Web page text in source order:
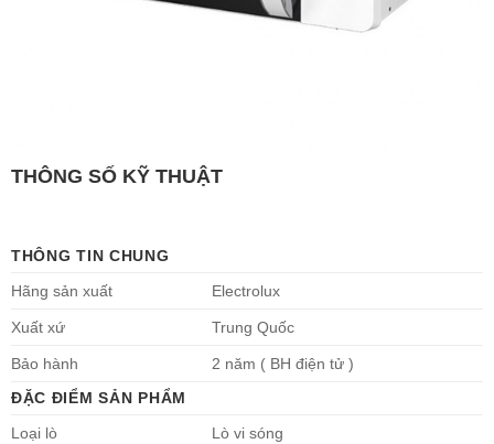
THÔNG SỐ KỸ THUẬT
THÔNG TIN CHUNG
Hãng sản xuất
Electrolux
Xuất xứ Trung Quốc
Bảo hành
2 năm ( BH điện tử )
ĐẶC ĐIỂM SẢN PHẨM
Loại lò
Lò vi sóng